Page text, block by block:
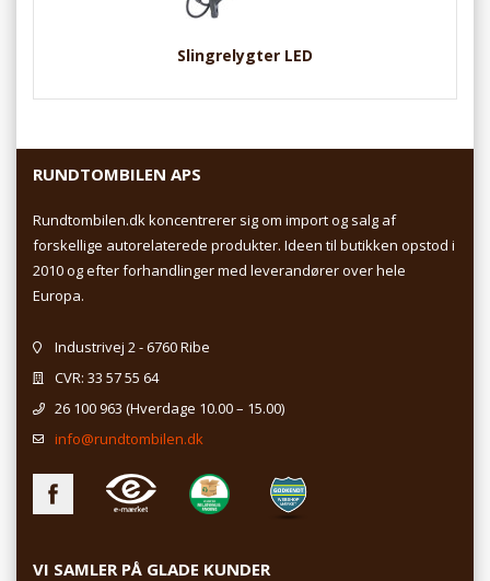
Slingrelygter LED
RUNDTOMBILEN APS
Rundtombilen.dk koncentrerer sig om import og salg af
forskellige autorelaterede produkter. Ideen til butikken opstod i
2010 og efter forhandlinger med leverandører over hele
Europa.
Industrivej 2 - 6760 Ribe
CVR: 33 57 55 64
26 100 963 (Hverdage 10.00 – 15.00)
info@rundtombilen.dk
VI SAMLER PÅ GLADE KUNDER